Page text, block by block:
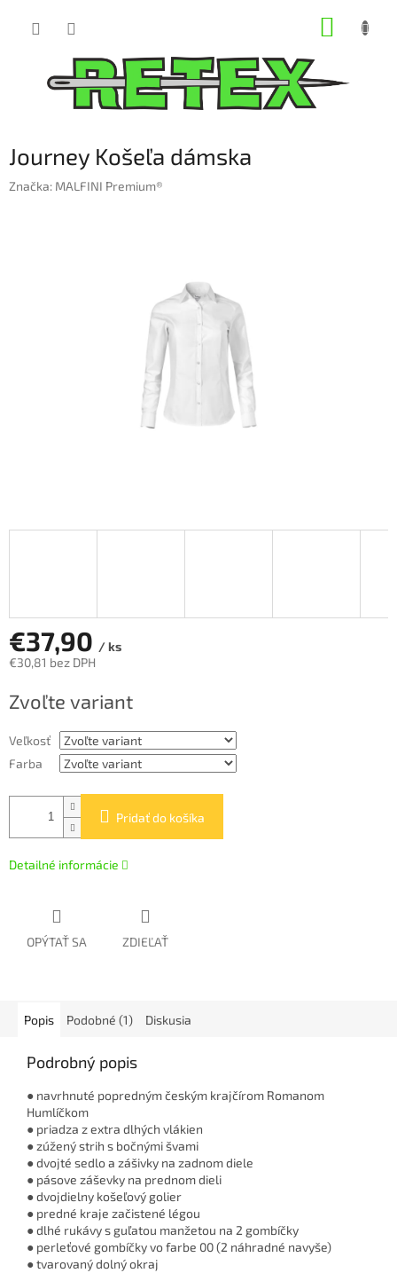
Journey Košeľa dámska
Značka: MALFINI Premium®
€37,90 / ks
€30,81 bez DPH
cena:
Zvoľte variant
Veľkosť
Farba
Pridať do košíka
Detailné informácie
OPÝTAŤ SA ZDIEĽAŤ
Popis Podobné (1) Diskusia
Podrobný popis
● navrhnuté popredným českým krajčírom Romanom
Humlíčkom
● priadza z extra dlhých vlákien
● zúžený strih s bočnými švami
● dvojté sedlo a zášivky na zadnom diele
● pásove záševky na prednom dieli
● dvojdielny košeľový golier
● predné kraje začistené légou
● dlhé rukávy s guľatou manžetou na 2 gombíčky
● perleťové gombíčky vo farbe 00 (2 náhradné navyše)
● tvarovaný dolný okraj